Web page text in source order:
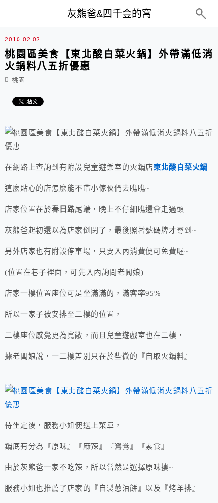
灰熊爸&四千金的窩
2010.02.02
桃園區美食【東北酸白菜火鍋】外帶滿低消
火鍋料八五折優惠
桃園
在網路上查詢到有附設兒童遊樂室的火鍋店東北酸白菜火鍋
這麼貼心的店怎麼能不帶小傢伙們去瞧瞧~
店家位置在於春日路尾端，晚上不仔細瞧還會走過頭
灰熊爸起初還以為店家倒閉了，最後照著號碼牌才尋到~
另外店家也有附設停車場，只要入內消費便可免費喔~
(位置在巷子裡面，可先入內詢問老闆娘)
店家一樓位置座位可是坐滿滿的，滿客率95%
所以一家子被安排至二樓的位置，
二樓座位感覺更為寬敞，而且兒童遊戲室也在二樓，
據老闆娘說，一二樓差別只在於些微的『自取火鍋料』
待坐定後，服務小姐便送上菜單，
鍋底有分為『原味』『麻辣』『鴛鴦』『素食』
由於灰熊爸一家不吃辣，所以當然是選擇原味摟~
服務小姐也推薦了店家的『自製蔥油餅』以及『烤羊排』